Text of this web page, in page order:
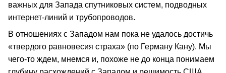
важных для Запада спутниковых систем, подводных
интернет-линий и трубопроводов.
В отношениях с Западом нам пока не удалось достичь
«твердого равновесия страха» (по Герману Кану). Мы
чего-то ждем, мнемся и, похоже не до конца понимаем